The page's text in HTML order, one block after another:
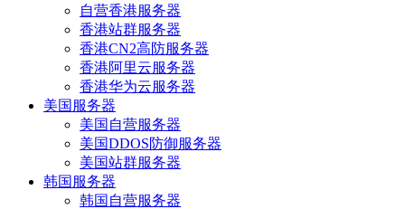
自营香港服务器
香港站群服务器
香港CN2高防服务器
香港阿里云服务器
香港华为云服务器
美国服务器
美国自营服务器
美国DDOS防御服务器
美国站群服务器
韩国服务器
韩国自营服务器